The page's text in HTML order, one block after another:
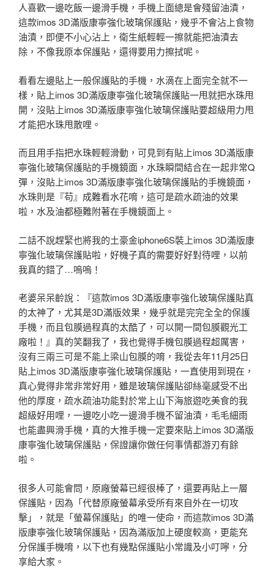
人喜歡一邊吃飯一邊滑手機，手機上面總是會殘留油漬，
這款imos 3D滿版康寧強化玻璃保護貼，幾乎不會沾上食物
油漬，即便不小心沾上，衛生紙輕輕一擦就能把油漬去
除，不像我原本保護貼，還得要用力擦拭呢。
看看左邊貼上一般保護貼的手機，水滴在上面完全就不一
樣，貼上imos 3D滿版康寧強化玻璃保護貼一甩就把水珠甩
開，沒貼上imos 3D滿版康寧強化玻璃保護貼要超級用力甩
才能把水珠甩散哩。
而且用手指把水珠輕輕滑動，可見到有貼上imos 3D滿版康
寧強化玻璃保護貼的手機鏡面，水珠瞬間結合在一起非常Q
彈，沒貼上imos 3D滿版康寧強化玻璃保護貼的手機鏡面，
水珠則是『苟』成難看水花唷，這可是疏水疏油的效果
啦，水及油都極難附著在手機鏡面上。
二話不說趕緊也將我的土豪金iphone6S裝上imos 3D滿版康
寧強化玻璃保護貼啦，好機子真的需要好好對待哩，以前
我真的錯了…嗚嗚！
老婆呆呆齡說：『這款imos 3D滿版康寧強化玻璃保護貼真
的太神了，尤其是3D滿版效果，幾乎就是完完全全的保護
手機，而且包膜過程真的太酷了，可以開一間包膜觀光工
廠啦！』真的笑翻我了，我也覺得手機包膜過程超厲害，
沒有三兩三可是不能上梁山包膜的唷，我從去年11月25日
貼上imos 3D滿版康寧強化玻璃保護貼，一直使用到現在，
真心覺得非常非常好用，雖是玻璃保護貼卻絲毫感受不出
他的厚度，疏水疏油功能對於常上山下海旅遊吃美食的我
超級好用哩，一邊吃小吃一邊滑手機不留油漬，毛毛細雨
也能盡興滑手機，真的大推手機一定要來貼上imos 3D滿版
康寧強化玻璃保護貼，保證讓你做任何事情都游刃有餘
啦。
很多人可能會問，原廠螢幕已經很棒了，還要再貼上一層
保護貼，因為「代替原廠螢幕承受所有來自外在一切攻
擊」，就是「螢幕保護貼」的唯一使命，而這款imos 3D滿
版康寧強化玻璃保護貼，因為滿版加上硬度較高，更能充
分保護手機唷，以下也有幾點保護貼小常識及小叮嚀，分
享給大家。